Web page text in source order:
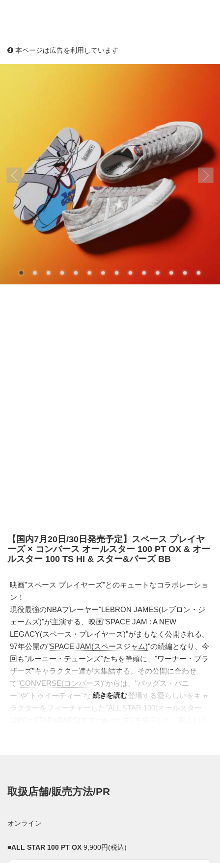
本ページは広告を利用しています
【国内7月20日/30日発売予定】スペース プレイヤ
ーズ × コンバース オールスター 100 PT OX & オー
ルスター 100 TS HI & スター&バーズ BB
映画"スペース プレイヤーズ"とのキュートなコラボレーショ
ン！
現役最強のNBAプレーヤー"LEBRON JAMES(レブロン・ジ
ェームズ)"が主演する、映画"SPACE JAM : A NEW
LEGACY(スペース・プレイヤーズ)"がまもなく公開される。
97年公開の"SPACE JAM(スペースジャム)"の続編となり、今
回も"ルーニー・テューンズ"たちを筆頭に、"ワーナー・ブラ
ザーズ"キャラクター達が大集結する。その公開に合わせ
て"CONVERSE(コンバース)"からは、"バッグス・バニ
ー"や"トゥイーティー"など、劇中に登場する愛らしいをキャ
ラクターをフィーチャーした"ALL STAR 100(オールスター
た。"STAR&BARS BB"はヘアリースウェードで包み込
日本国内では2021年7月より一部のコンバース取扱店にて発
続きを読む
取扱店舗/販売方法/PR
オンライン
■ALL STAR 100 PT OX 9,900円(税込)